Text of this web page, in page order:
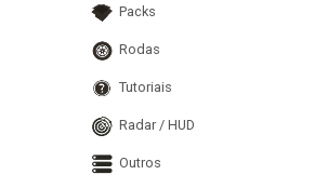
Packs
Rodas
Tutoriais
Radar / HUD
Outros